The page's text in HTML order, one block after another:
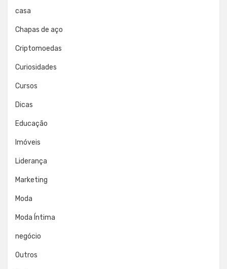
casa
Chapas de aço
Criptomoedas
Curiosidades
Cursos
Dicas
Educação
Imóveis
Liderança
Marketing
Moda
Moda Íntima
negócio
Outros